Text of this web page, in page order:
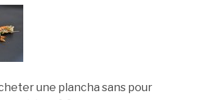
une plancha sans pour